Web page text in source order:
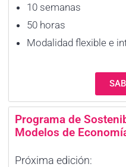
10 semanas
50 horas
Modalidad flexible e
Programa de
Modelos de
Próxima edición: